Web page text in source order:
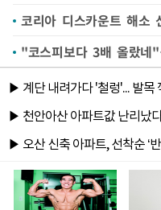
코리아 디스카운트 해소
"코스피보다 3배 올랐